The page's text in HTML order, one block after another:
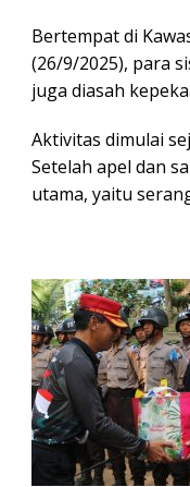
Bertempat di
(26/9/2025), para
juga diasah
​Aktivitas dimulai
Setelah apel dan
utama, yaitu